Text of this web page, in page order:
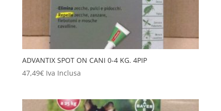
ADVANTIX SPOT ON CANI 0-4 KG. 4PIP
47,49€ Iva Inclusa